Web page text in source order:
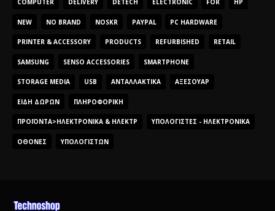
COMPUTER DELIVERY DETECH ELECTRONIC FOR HP
NEW NO BRAND NOSKR PAYPAL PC HARDWARE
PRINTER & ACCESSORY PRODUCTS REFURBISHED RETAIL
SAMSUNG SENSO ACCESSORIES SMARTPHONE
STORAGE MEDIA USB ΑΝΤΑΛΛΑΚΤΙΚΆ ΑΞΕΣΟΥΆΡ
ΕΊΔΗ ΔΏΡΩΝ ΠΛΗΡΟΦΟΡΙΚΉ
ΠΡΟΪΌΝΤΑ>ΗΛΕΚΤΡΟΝΙΚΆ & ΗΛΕΚΤΡ ΥΠΟΛΟΓΙΣΤΈΣ - ΗΛΕΚΤΡΟΝΙΚΆ
ΟΘΌΝΕΣ ΥΠΟΛΟΓΙΣΤΏΝ